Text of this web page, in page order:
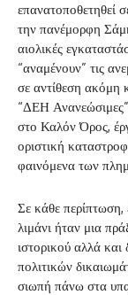
επανατοποθετηθεί
την πανέμορφη
αιολικές
“αναμένουν” τις
σε αντίθεση ακόμη
“ΔΕΗ Ανανεώσιμες”
στο Καλόν Όρος,
οριστική
φαινόμενα των
Σε κάθε
λιμάνι ήταν μια
ιστορικού αλλά
πολιτικών
σιωπή πάνω στα